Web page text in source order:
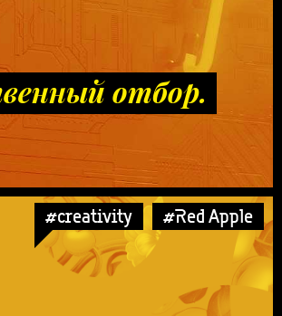
отбор.
#creativity #Red Apple